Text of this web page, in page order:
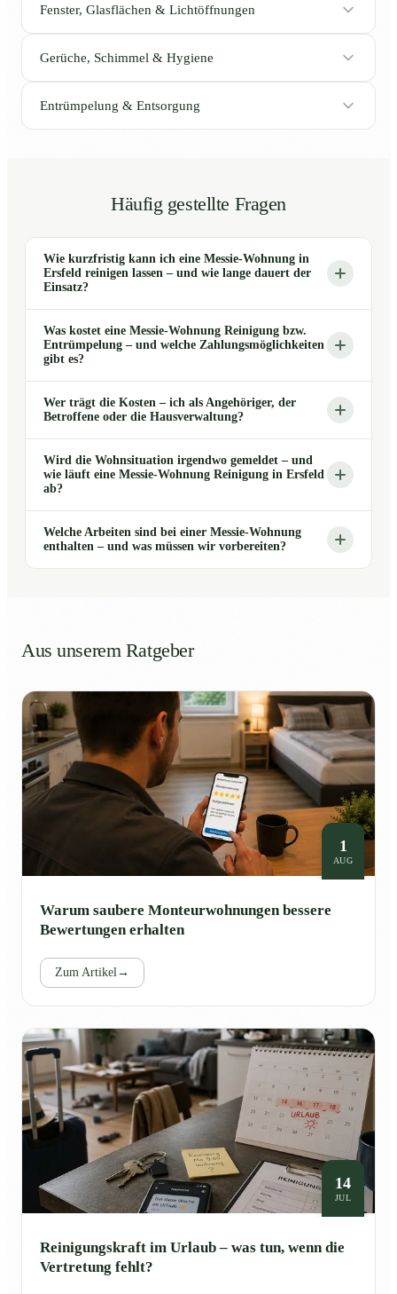
Fenster, Glasflächen & Lichtöffnungen
Gerüche, Schimmel & Hygiene
Entrümpelung & Entsorgung
Häufig gestellte Fragen
Wie kurzfristig kann ich eine Messie-Wohnung in
Ersfeld reinigen lassen – und wie lange dauert der
Einsatz?
Was kostet eine Messie-Wohnung Reinigung bzw.
Entrümpelung – und welche Zahlungsmöglichkeiten
gibt es?
Wer trägt die Kosten – ich als Angehöriger, der
Betroffene oder die Hausverwaltung?
Wird die Wohnsituation irgendwo gemeldet – und
wie läuft eine Messie-Wohnung Reinigung in Ersfeld
ab?
Welche Arbeiten sind bei einer Messie-Wohnung
enthalten – und was müssen wir vorbereiten?
Aus unserem Ratgeber
1
AUG
Warum saubere Monteurwohnungen bessere
Bewertungen erhalten
Zum Artikel→
14
JUL
Reinigungskraft im Urlaub – was tun, wenn die
Vertretung fehlt?